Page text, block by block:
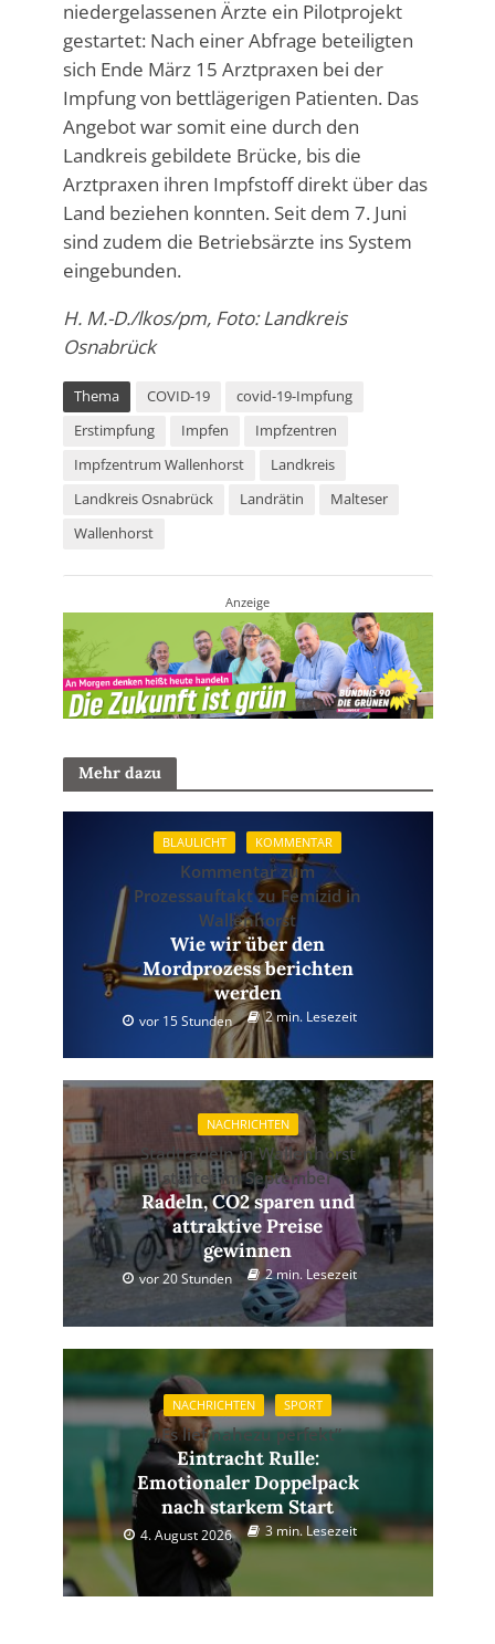
niedergelassenen Ärzte ein Pilotprojekt
gestartet: Nach einer Abfrage beteiligten
sich Ende März 15 Arztpraxen bei der
Impfung von bettlägerigen Patienten. Das
Angebot war somit eine durch den
Landkreis gebildete Brücke, bis die
Arztpraxen ihren Impfstoff direkt über das
Land beziehen konnten. Seit dem 7. Juni
sind zudem die Betriebsärzte ins System
eingebunden.
H. M.-D./lkos/pm, Foto: Landkreis
Osnabrück
Thema COVID-19
covid-19-Impfung
Erstimpfung
Impfen
Impfzentren
Impfzentrum Wallenhorst
Landkreis
Landkreis Osnabrück
Landrätin
Malteser
Wallenhorst
Anzeige
Mehr dazu
BLAULICHT KOMMENTAR
Kommentar zum
Prozessauftakt zu Femizid in
Wallenhorst
Wie wir über den
Mordprozess berichten
werden
vor 15 Stunden 2 min. Lesezeit
NACHRICHTEN
Stadtradeln in Wallenhorst
startet im September
Radeln, CO2 sparen und
attraktive Preise
gewinnen
vor 20 Stunden 2 min. Lesezeit
NACHRICHTEN SPORT
„Es lief nahezu perfekt”
Eintracht Rulle:
Emotionaler Doppelpack
nach starkem Start
4. August 2026 3 min. Lesezeit